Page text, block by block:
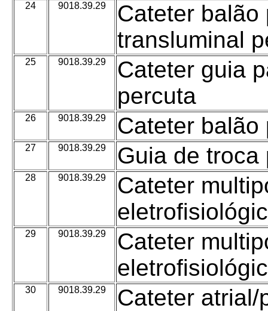
24 9018.39.29
Cateter
transluminal
25 9018.39.29
Cateter guia
percuta
26 9018.39.29 Cateter
27 9018.39.29 Guia de
28 9018.39.29
Cateter
29 9018.39.29
Cateter
30 9018.39.29 Cateter atrial/